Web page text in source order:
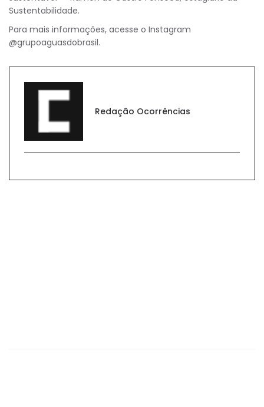
Sustentabilidade.
Para mais informações, acesse o Instagram
@grupoaguasdobrasil.
Redação Ocorrências